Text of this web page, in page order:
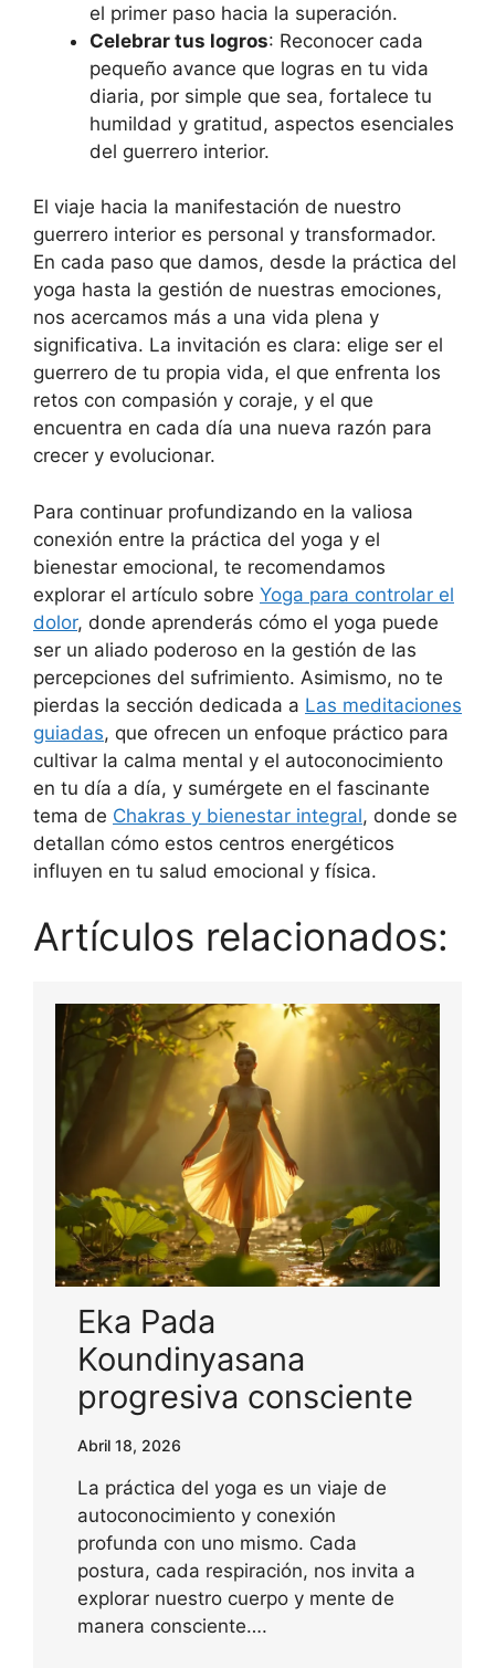
el primer paso hacia la superación.
Celebrar tus logros: Reconocer cada
pequeño avance que logras en tu vida
diaria, por simple que sea, fortalece tu
humildad y gratitud, aspectos esenciales
del guerrero interior.
El viaje hacia la manifestación de nuestro
guerrero interior es personal y transformador.
En cada paso que damos, desde la práctica del
yoga hasta la gestión de nuestras emociones,
nos acercamos más a una vida plena y
significativa. La invitación es clara: elige ser el
guerrero de tu propia vida, el que enfrenta los
retos con compasión y coraje, y el que
encuentra en cada día una nueva razón para
crecer y evolucionar.
Para continuar profundizando en la valiosa
conexión entre la práctica del yoga y el
bienestar emocional, te recomendamos
explorar el artículo sobre Yoga para controlar el
dolor, donde aprenderás cómo el yoga puede
ser un aliado poderoso en la gestión de las
percepciones del sufrimiento. Asimismo, no te
pierdas la sección dedicada a Las meditaciones
guiadas, que ofrecen un enfoque práctico para
cultivar la calma mental y el autoconocimiento
en tu día a día, y sumérgete en el fascinante
tema de Chakras y bienestar integral, donde se
detallan cómo estos centros energéticos
influyen en tu salud emocional y física.
Artículos relacionados:
Eka Pada
Koundinyasana
progresiva consciente
Abril 18, 2026
La práctica del yoga es un viaje de
autoconocimiento y conexión
profunda con uno mismo. Cada
postura, cada respiración, nos invita a
explorar nuestro cuerpo y mente de
manera consciente….